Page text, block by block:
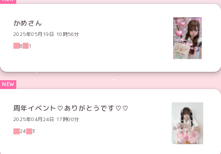
かめさん
2025年05月19日 10時56分
8
1
周年イベント♡ありがとうです♡♡
2025年04月24日 17時00分
24
3